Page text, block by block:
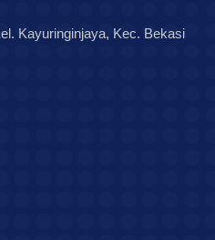
Kayuringinjaya, Kec. Bekasi